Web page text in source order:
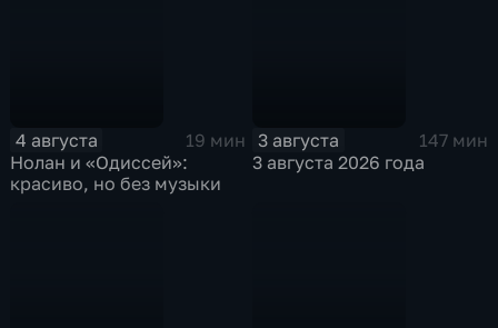
4 августа
19 мин
Нолан и «Одиссей»:
красиво, но без музыки
3 августа
147 мин
3 августа 2026 года